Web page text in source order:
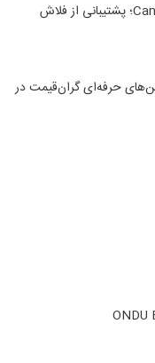
آپدیت جدید Canon EOS R6 V؛ پشتیبانی از فلاش
حرفه‌ای گران‌قیمت در